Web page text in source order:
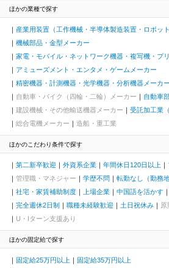
ほかの業種で探す
産業用装置（工作機械・半導体製造装置・ロボッ
機械部品・金型メーカー
家電・モバイル・ネットワーク機器・複写機・プ
アミューズメント・エンタメ・ゲームメーカー
精密機器・計測機器・光学機器・分析機器メーカー
自動車・バイク（四輪・二輪）メーカー
自動車
建設機械・その他輸送機器メーカー
受託加工業
総合電機メーカー
造船・重工業
ほかのこだわり条件で探す
第二新卒歓迎 外資系企業 年間休日120日以上
管理職・マネジャー
学歴不問 転勤なし（勤務地
社宅・家賃補助制度
上場企業 中国語を活かす
完全週休2日制
職種未経験歓迎 土日祝休み 原
U・Iターン支援あり
ほかの固定給で探す
固定給25万円以上 固定給35万円以上